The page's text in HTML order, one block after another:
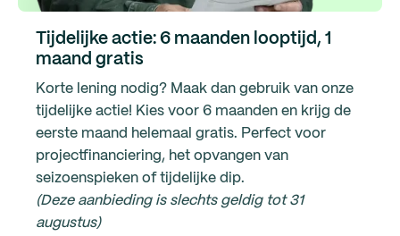
Tijdelijke actie: 6 maanden looptijd, 1
maand gratis
Korte lening nodig? Maak dan gebruik van onze
tijdelijke actie! Kies voor 6 maanden en krijg de
eerste maand helemaal gratis. Perfect voor
projectfinanciering, het opvangen van
seizoenspieken of tijdelijke dip.
(Deze aanbieding is slechts geldig tot 31
augustus)